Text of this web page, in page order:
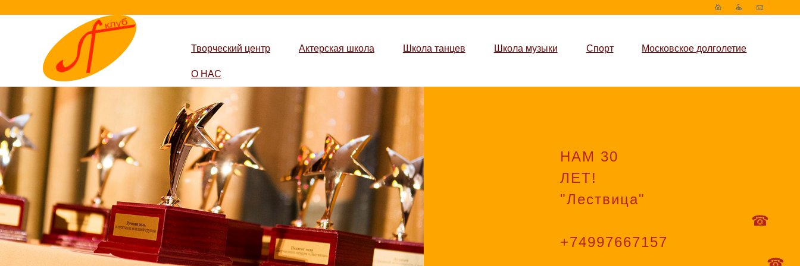
Творческий центр Актерская школа Школа танцев Школа музыки Спорт Московское долголетие
О НАС
НАМ 30
ЛЕТ!
"Лествица"
☎
+74997667157